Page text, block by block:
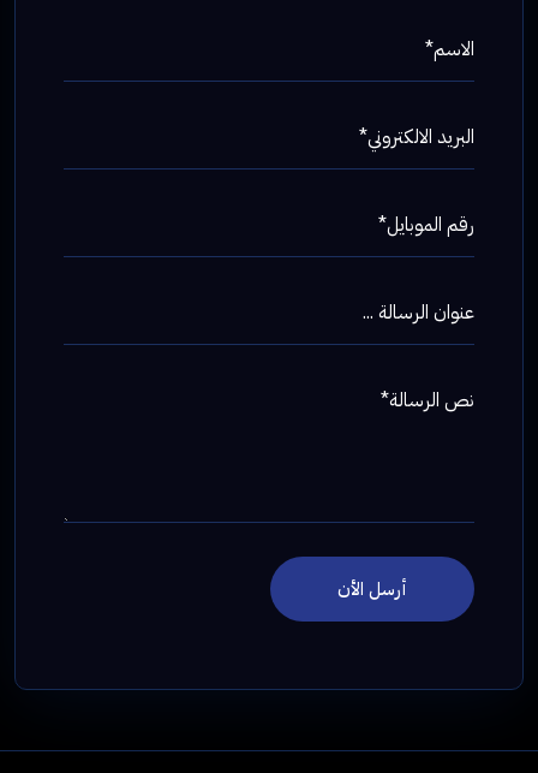
الاسم*
البريد الالكتروني*
رقم الموبايل*
عنوان الرسالة ...
نص الرسالة*
أرسل الأن